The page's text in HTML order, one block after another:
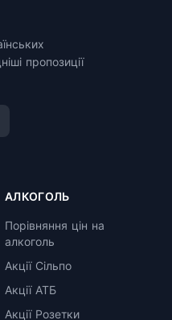
пропозиції
АЛКОГОЛЬ
Порівняння цін на
алкоголь
Акції Сільпо
Акції АТБ
Акції Розетки